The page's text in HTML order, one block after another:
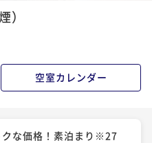
¥13,294~
2名 ¥ 12,629 ~
予約にも直前予約にも
）
空室カレンダー
クな価格！素泊まり※27